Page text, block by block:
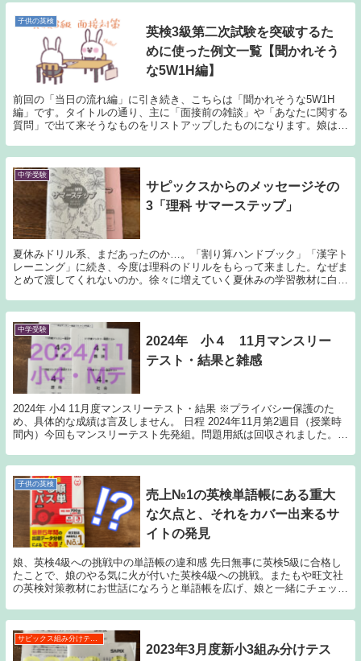
子供の英検
英検3級第二次試験を突破するた
めに使った例文一覧【聞かれそう
な5W1H編】
前回の「当日の流れ編」に引き続き、こちらは「聞かれそうな5W1H
編」です。タイトルの通り、主に「面接前の雑談」や「あなたに関する
質問」で出て来そうなものをリストアップしたものになります。娘はこ
中学受験
サピックスからのメッセージその
3「理科 サマーステップ」
夏休みドリル系、まだあったのか…。「割り算ハンドブック」「漢字ト
レーニング」に続き、今度は理科のドリルをもらって来ました。なぜま
とめて渡してくれないのか。徐々に増えていく夏休みの学習教材に白目
中学受験
2024年 小４ 11月マンスリー
テスト・結果と雑感
2024年 小4 11月度マンスリーテスト・結果 ※プライバシー保護のた
め、具体的な成績は言及しません。 日程 2024年11月第2週目（授業時
間内）今回もマンスリーテスト先発組。問題用紙は回収されました。自
子供の英検
売上№1の英検単語帳にある重大
な欠点と、それをカバー出来るサ
イトの発見
娘、英検4級への挑戦中の単語帳の違和感 先日無事に英検5級に合格し
たことで、娘のやる気に火が付いた英検4級への挑戦。またもや旺文社
の英検対策教材にお世話になろうと単語帳を広げ、娘と一緒にチェック
2023年3月度新小3組み分けテス